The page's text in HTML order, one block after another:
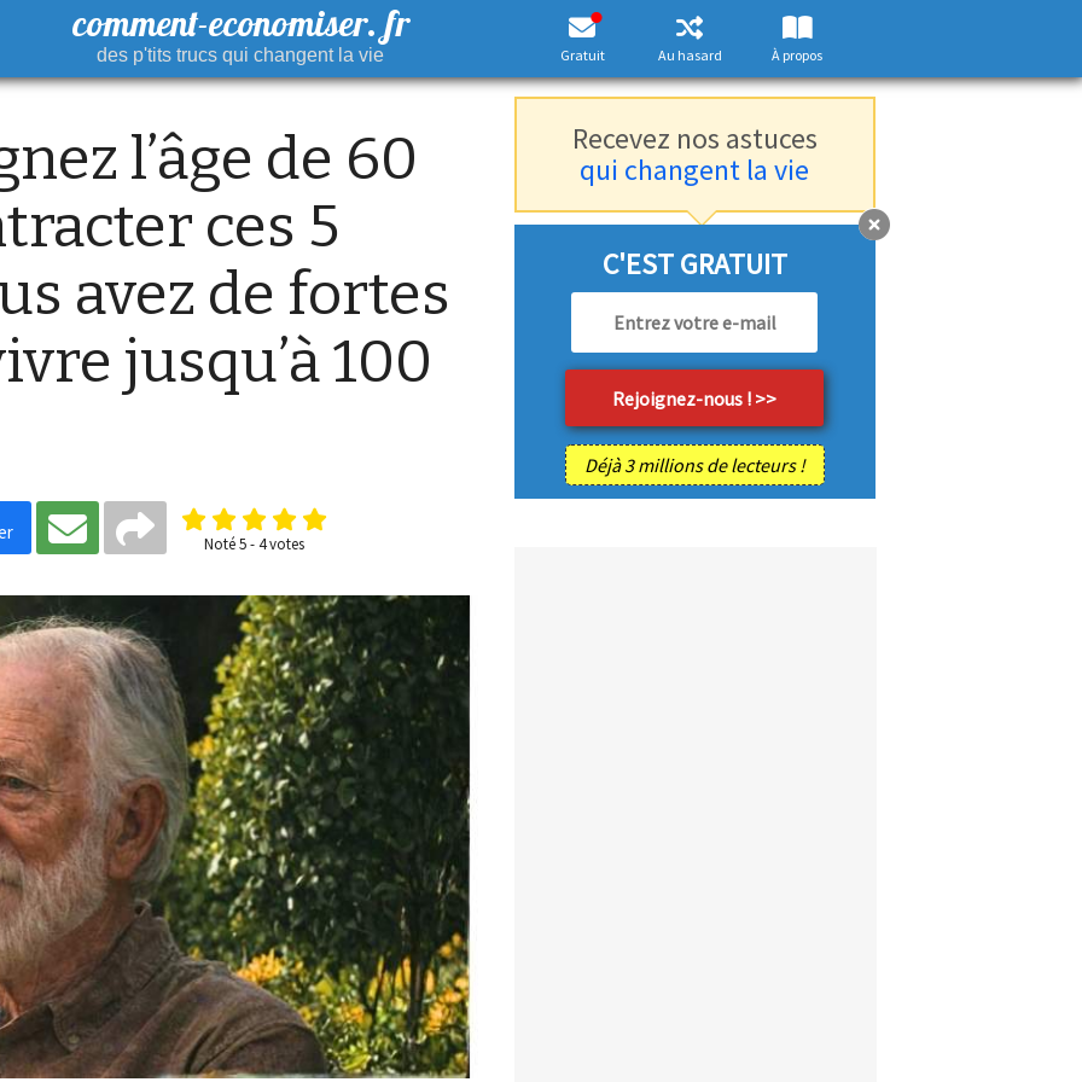
comment-economiser. fr
des p'tits trucs qui changent la vie Gratuit Au hasard À propos
l’âge de 60
ces 5
avez de fortes
jusqu’à 100
Noté5-4 votes
Recevez nos astuces
qui changent la vie
C'EST GRATUIT
Déjà 3 millions de lecteurs !